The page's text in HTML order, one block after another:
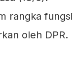
rangka fungsi
oleh DPR.